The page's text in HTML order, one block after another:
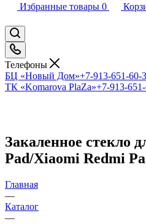
Избранные товары 0
Телефоны
БЦ «Новый Дом»+7-913-651-60-
ТК «Komarova PlaZa»+7-913-
Закаленное стекло
Pad/Xiaomi Redmi
Главная
—
Каталог
—